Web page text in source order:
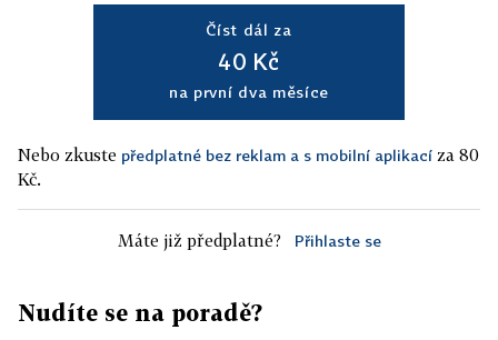
Číst dál za
40 Kč
na první dva měsíce
Nebo zkuste předplatné bez reklam a s mobilní aplikací za 80
Kč.
Máte již předplatné? Přihlaste se
Nudíte se na poradě?